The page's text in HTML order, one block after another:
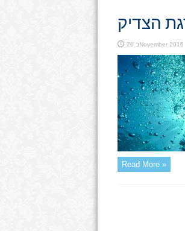
הצדיק
20 בNovember 2016
Read More »